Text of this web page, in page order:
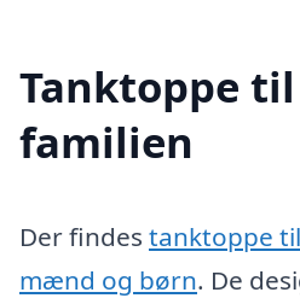
Tanktoppe
familien
Der findes tanktoppe
mænd og børn. De